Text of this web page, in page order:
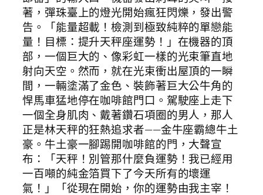
著，彈珠臺上的燈光開始瘋狂閃爍，發出警
告。「能量超載！檢測到極致純粹的單戀能
量！目標：提升天秤座運勢！」在機器的頂
部，一個巨大的、像彩虹一樣的光束筆直地
射向天空。然而，就在光束衝出屋頂的一瞬
間，一輛塗滿了金色、裝飾著巨大公牛角的
悍馬車猛地停在咖啡館門口。駕駛座上走下
一個全身肌肉、戴著鑽石項圈的男人，那人
正是林天秤的狂熱追求者——金牛座霸總牛土
豪。牛土豪一腳踢開咖啡館的門，大聲宣
布：「天秤！別管那什麼負運勢！我已經用
一百噸的純金箔買下了今天所有的壞運
氣！」「從現在開始，你的運勢由我主宰！